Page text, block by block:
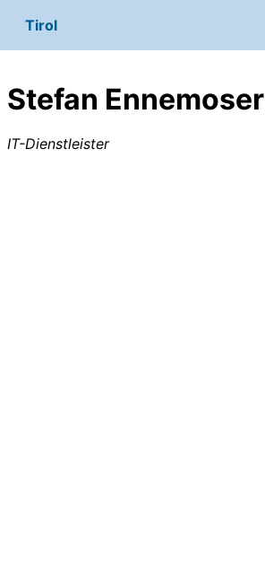
Tirol
Stefan Ennemoser
IT-Dienstleister